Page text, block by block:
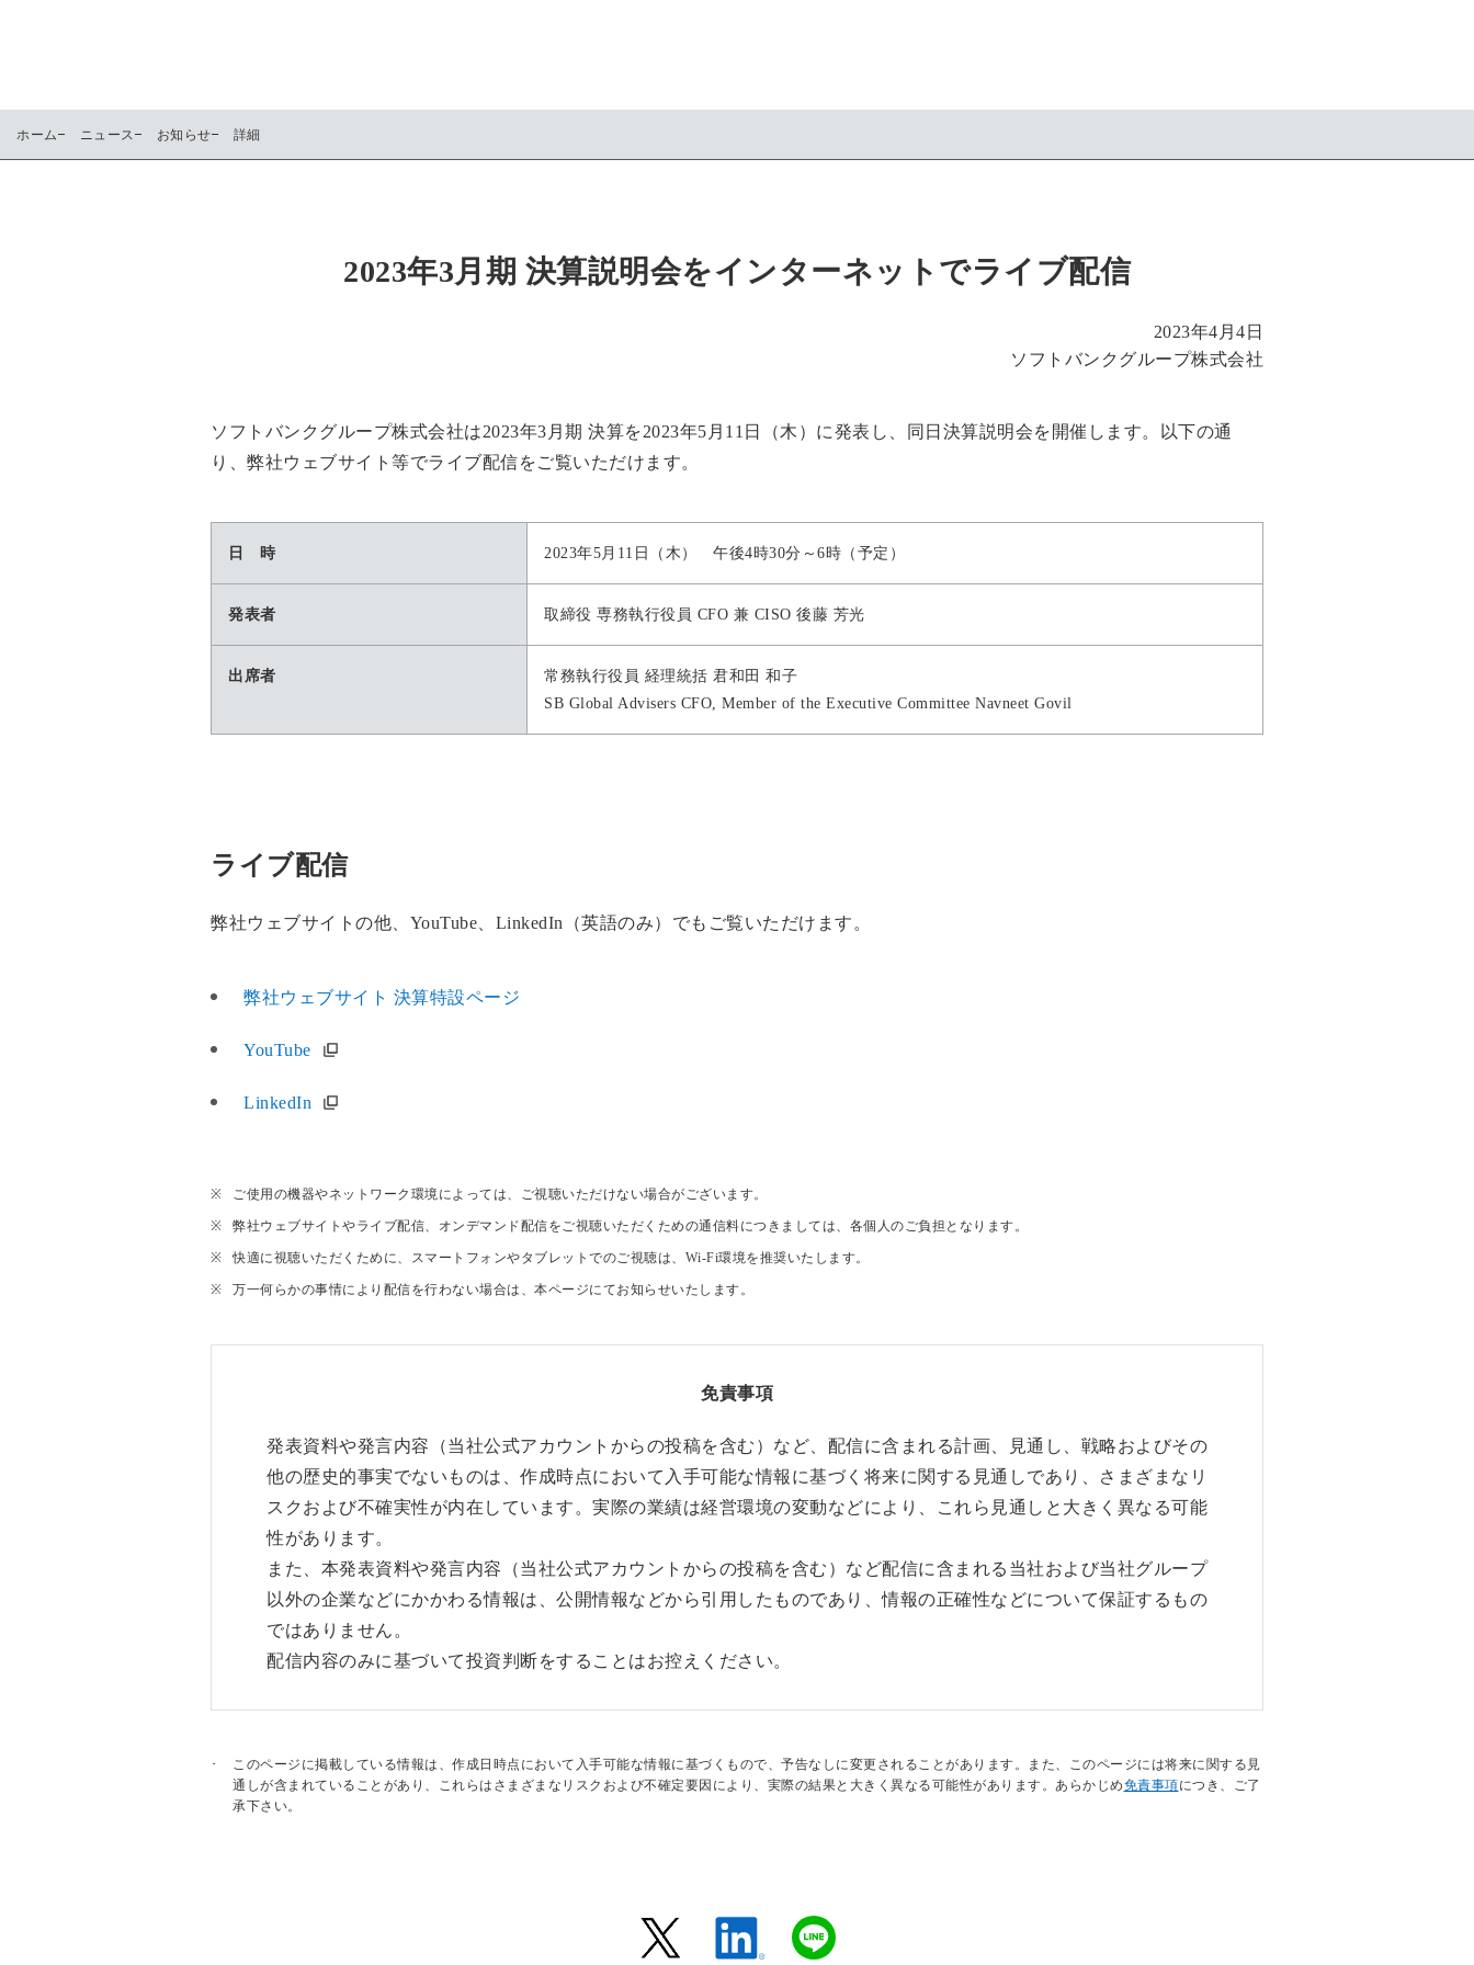
ホーム ニュース お知らせ 詳細
2023年3月期 決算説明会をインターネットでライブ配信
2023年4月4日
ソフトバンクグループ株式会社
ソフトバンクグループ株式会社は2023年3月期 決算を2023年5月11日（木）に発表し、同日決算説明会を開催します。以下の通
り、弊社ウェブサイト等でライブ配信をご覧いただけます。
日 時 2023年5月11日（木） 午後4時30分～6時（予定）
発表者 取締役 専務執行役員 CFO 兼 CISO 後藤 芳光
出席者
常務執行役員 経理統括 君和田 和子
SB Global Advisers CFO, Member of the Executive Committee Navneet Govil
ライブ配信
弊社ウェブサイトの他、YouTube、LinkedIn（英語のみ）でもご覧いただけます。
弊社ウェブサイト 決算特設ページ
YouTube
LinkedIn
ご使用の機器やネットワーク環境によっては、ご視聴いただけない場合がございます。
弊社ウェブサイトやライブ配信、オンデマンド配信をご視聴いただくための通信料につきましては、各個人のご負担となります。
快適に視聴いただくために、スマートフォンやタブレットでのご視聴は、Wi-Fi環境を推奨いたします。
万一何らかの事情により配信を行わない場合は、本ページにてお知らせいたします。
免責事項
発表資料や発言内容（当社公式アカウントからの投稿を含む）など、配信に含まれる計画、見通し、戦略およびその
他の歴史的事実でないものは、作成時点において入手可能な情報に基づく将来に関する見通しであり、さまざまなリ
スクおよび不確実性が内在しています。実際の業績は経営環境の変動などにより、これら見通しと大きく異なる可能
性があります。
また、本発表資料や発言内容（当社公式アカウントからの投稿を含む）など配信に含まれる当社および当社グループ
以外の企業などにかかわる情報は、公開情報などから引用したものであり、情報の正確性などについて保証するもの
ではありません。
配信内容のみに基づいて投資判断をすることはお控えください。
このページに掲載している情報は、作成日時点において入手可能な情報に基づくもので、予告なしに変更されることがあります。また、このページには将来に関する見
通しが含まれていることがあり、これらはさまざまなリスクおよび不確定要因により、実際の結果と大きく異なる可能性があります。あらかじめ免責事項につき、ご了
承下さい。